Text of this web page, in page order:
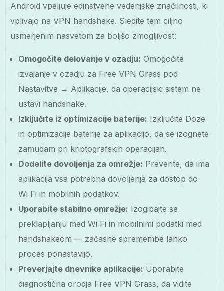
Android vpeljuje edinstvene vedenjske značilnosti, ki
vplivajo na VPN handshake. Sledite tem ciljno
usmerjenim nasvetom za boljšo zmogljivost:
Omogočite delovanje v ozadju: Omogočite
izvajanje v ozadju za Free VPN Grass pod
Nastavitve → Aplikacije, da operacijski sistem ne
ustavi handshake.
Izključite iz optimizacije baterije: Izključite Doze
in optimizacije baterije za aplikacijo, da se izognete
zamudam pri kriptografskih operacijah.
Dodelite dovoljenja za omrežje: Preverite, da ima
aplikacija vsa potrebna dovoljenja za dostop do
Wi‑Fi in mobilnih podatkov.
Uporabite stabilno omrežje: Izogibajte se
preklapljanju med Wi‑Fi in mobilnimi podatki med
handshakeom — začasne spremembe lahko
proces ponastavijo.
Preverjajte dnevnike aplikacije: Uporabite
diagnostična orodja Free VPN Grass, da vidite